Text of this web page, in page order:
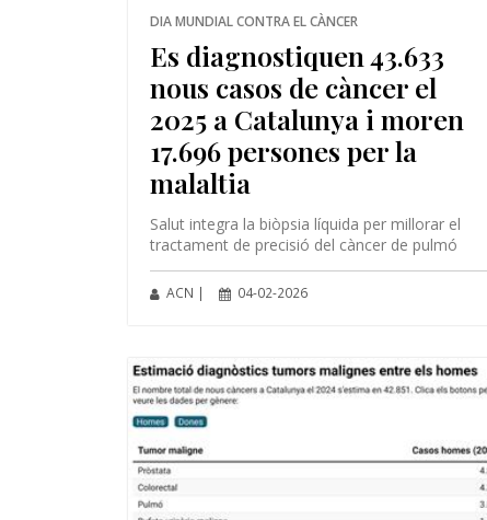
DIA MUNDIAL CONTRA EL CÀNCER
Es diagnostiquen 43.633
nous casos de càncer el
2025 a Catalunya i moren
17.696 persones per la
malaltia
Salut integra la biòpsia líquida per millorar el
tractament de precisió del càncer de pulmó
ACN | 04-02-2026